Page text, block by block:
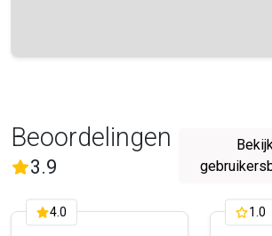
verzoek)
Beoordelingen
3.9( Beoordelingen)
4.0 1.0